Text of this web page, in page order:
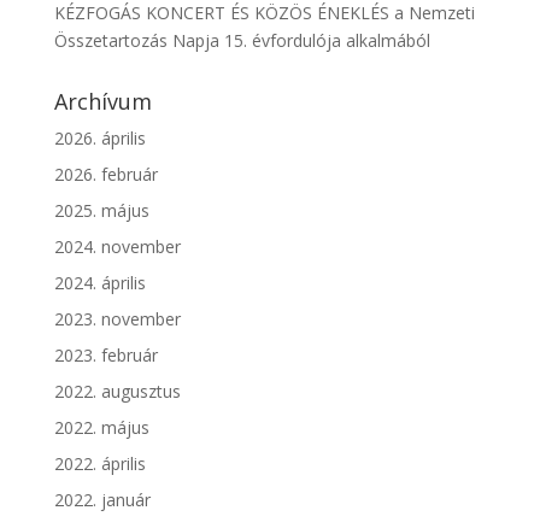
KÉZFOGÁS KONCERT ÉS KÖZÖS ÉNEKLÉS a Nemzeti
Összetartozás Napja 15. évfordulója alkalmából
Archívum
2026. április
2026. február
2025. május
2024. november
2024. április
2023. november
2023. február
2022. augusztus
2022. május
2022. április
2022. január